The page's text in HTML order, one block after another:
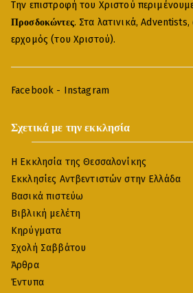
Την επιστροφή του Χριστού
Προσδοκώντες. Στα λατινικά,
ερχομός (του Χριστού).
Facebook - Instagram
Σχετικά με την εκκλησία
Η Εκκλησία της Θεσσαλονίκης
Εκκλησίες Αντβεντιστών στην Ελλάδα
Βασικά πιστεύω
Βιβλική μελέτη
Κηρύγματα
Σχολή Σαββάτου
Άρθρα
Έντυπα